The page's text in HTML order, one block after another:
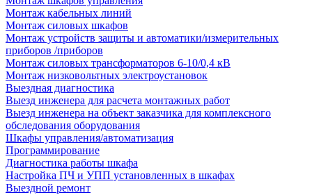
Монтаж кабельных линий
Монтаж силовых шкафов
Монтаж устройств защиты и автоматики/измерительных
приборов /приборов
Монтаж силовых трансформаторов 6-10/0,4 кВ
Монтаж низковольтных электроустановок
Выездная диагностика
Выезд инженера для расчета монтажных работ
Выезд инженера на объект заказчика для комплексного
обследования оборудования
Шкафы управления/автоматизация
Программирование
Диагностика работы шкафа
Настройка ПЧ и УПП установленных в шкафах
Выездной ремонт